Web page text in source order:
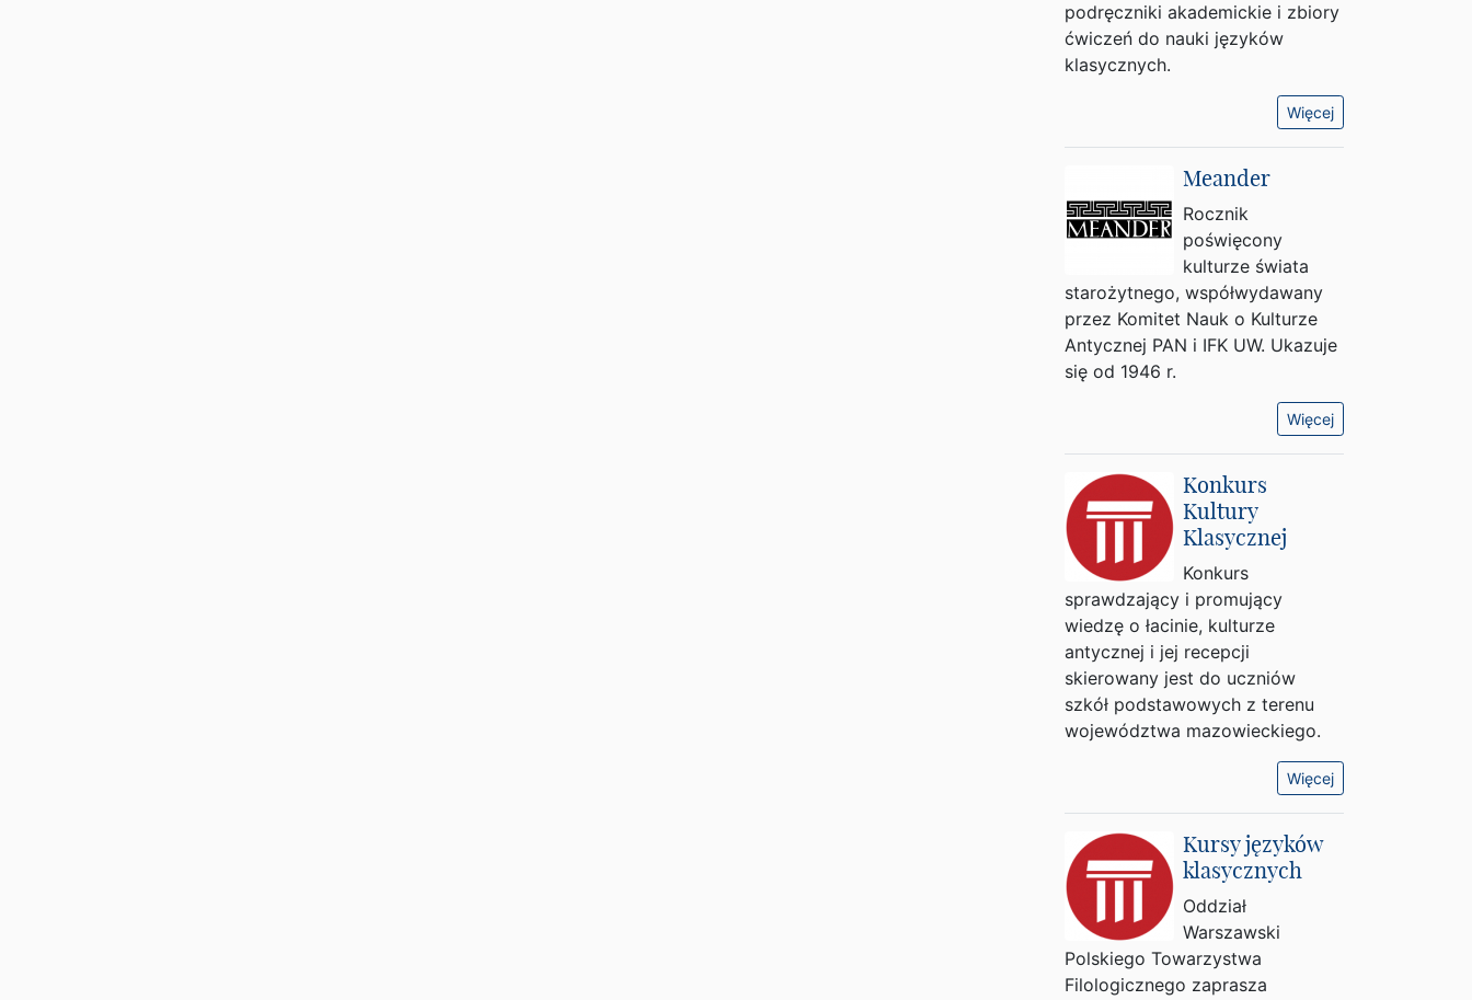
podręczniki akademickie i zbiory
ćwiczeń do nauki języków
klasycznych.
Więcej
Meander
Rocznik
poświęcony
kulturze świata
starożytnego, współwydawany
przez Komitet Nauk o Kulturze
Antycznej PAN i IFK UW. Ukazuje
się od 1946 r.
Więcej
Konkurs
Kultury
Klasycznej
Konkurs
sprawdzający i promujący
wiedzę o łacinie, kulturze
antycznej i jej recepcji
skierowany jest do uczniów
szkół podstawowych z terenu
województwa mazowieckiego.
Więcej
Kursy języków
klasycznych
Oddział
Warszawski
Polskiego Towarzystwa
Filologicznego zaprasza